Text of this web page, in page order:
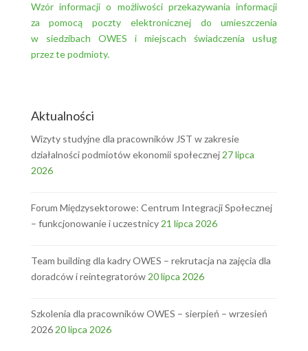
Wzór informacji o możliwości przekazywania informacji
za pomocą poczty elektronicznej do umieszczenia
w siedzibach OWES i miejscach świadczenia usług
przez te podmioty.
Aktualności
Wizyty studyjne dla pracowników JST w zakresie
działalności podmiotów ekonomii społecznej 27 lipca
2026
Forum Międzysektorowe: Centrum Integracji Społecznej
– funkcjonowanie i uczestnicy 21 lipca 2026
Team building dla kadry OWES – rekrutacja na zajęcia dla
doradców i reintegratorów 20 lipca 2026
Szkolenia dla pracowników OWES – sierpień – wrzesień
2026 20 lipca 2026